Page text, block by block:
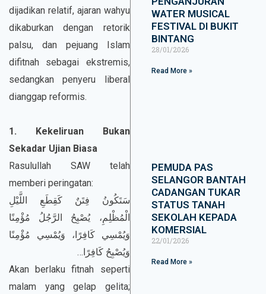
dijadikan relatif, ajaran wahyu
dikaburkan dengan retorik
palsu, dan pejuang Islam
difitnah sebagai ekstremis,
sedangkan penyeru liberal
dianggap reformis.
1. Kekeliruan Bukan
Sekadar Ujian Biasa
Rasulullah SAW telah
memberi peringatan:
سَتَكُونُ فِتَنٌ كَقِطَعِ اللَّيْلِ
الْمُظْلِمِ، يُصْبِحُ الرَّجُلُ مُؤْمِنًا
وَيُمْسِي كَافِرًا، وَيُمْسِي مُؤْمِنًا
وَيُصْبِحُ كَافِرًا…
Akan berlaku fitnah seperti
malam yang gelap gelita;
WATER MUSICAL
FESTIVAL DI BUKIT
BINTANG
28/01/2026
Read More »
PEMUDA PAS
SELANGOR BANTAH
CADANGAN TUKAR
STATUS TANAH
SEKOLAH KEPADA
KOMERSIAL
22/01/2026
Read More »